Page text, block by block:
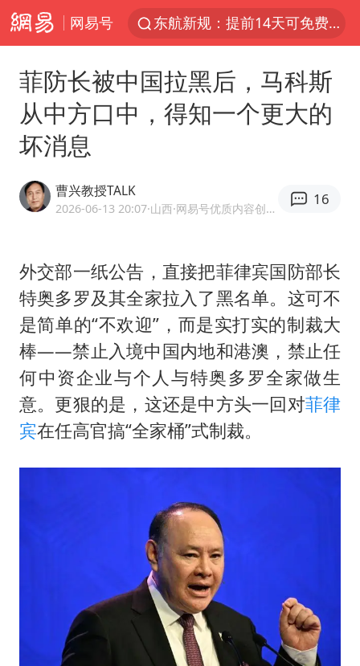
网易号
东航新规：提前14天可免费退改签
日本试射“战斧”导弹，国防部回应
曝韩国足协为外籍裁判员安排色情招待
百花奖开幕式
我国外贸延续良好增长态势
刘国正说向鹏打得很窝囊
陈幸同晋级WTT横滨冠军赛8强
国防部：坚决反制任何闹海挑衅图谋
宇树科技中一签需缴款7.54万元
夯实基础开新局
菲防长被中国拉黑后，马科斯
从中方口中，得知一个更大的
坏消息
曹兴教授TALK
2026-06-13 20:07·山西 ·网易号优质内容创作者
16
外交部一纸公告，直接把菲律宾国防部长
特奥多罗及其全家拉入了黑名单。这可不
是简单的“不欢迎”，而是实打实的制裁大
棒——禁止入境中国内地和港澳，禁止任
何中资企业与个人与特奥多罗全家做生
意。更狠的是，这还是中方头一回对菲律
宾在任高官搞“全家桶”式制裁。